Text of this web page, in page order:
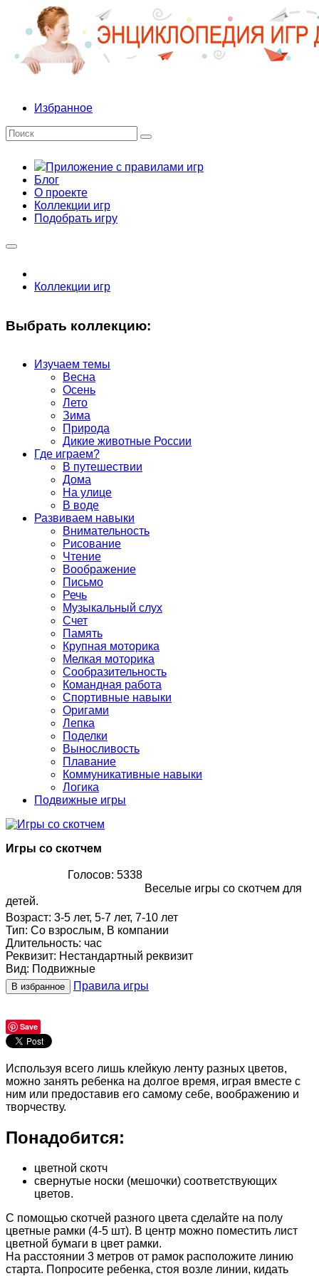
Избранное
Приложение с правилами игр
Блог
О проекте
Коллекции игр
Подобрать игру
Коллекции игр
Выбрать коллекцию:
Изучаем темы
Весна
Осень
Лето
Зима
Природа
Дикие животные России
Где играем?
В путешествии
Дома
На улице
В воде
Развиваем навыки
Внимательность
Рисование
Чтение
Воображение
Письмо
Речь
Музыкальный слух
Счет
Память
Крупная моторика
Мелкая моторика
Сообразительность
Командная работа
Спортивные навыки
Оригами
Лепка
Поделки
Выносливость
Плавание
Коммуникативные навыки
Логика
Подвижные игры
Игры со скотчем
Голосов: 5338
Веселые игры со скотчем для
детей.
Возраст: 3-5 лет, 5-7 лет, 7-10 лет
Тип: Со взрослым, В компании
Длительность: час
Реквизит: Нестандартный реквизит
Вид: Подвижные
В избранное Правила игры
Save
Используя всего лишь клейкую ленту разных цветов,
можно занять ребенка на долгое время, играя вместе с
ним или предоставив его самому себе, воображению и
творчеству.
Понадобится:
цветной скотч
свернутые носки (мешочки) соответствующих
цветов.
С помощью скотчей разного цвета сделайте на полу
цветные рамки (4-5 шт). В центр можно поместить лист
цветной бумаги в цвет рамки.
На расстоянии 3 метров от рамок расположите линию
старта. Попросите ребенка, стоя возле линии, кидать